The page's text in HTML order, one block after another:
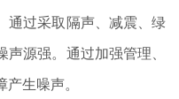
过采取隔声、减震、绿
源强。通过加强管理、
生噪声。